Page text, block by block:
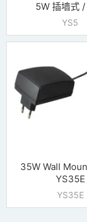
5W 插墙式
YS5
35W Wall
YS35E
YS35E